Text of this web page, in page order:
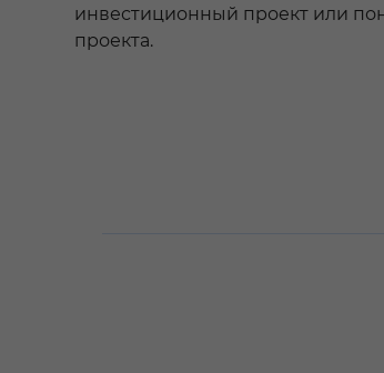
инвестиционный проект или
проекта.